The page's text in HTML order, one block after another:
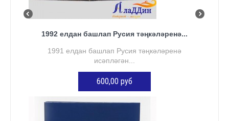
1992 елдан башлап Русия тәңкәләренә...
1991 елдан башлап Русия тәңкәләренә
исәпләгән...
600,00 руб
КӘРҖИНГӘ ӨСТӘҮ